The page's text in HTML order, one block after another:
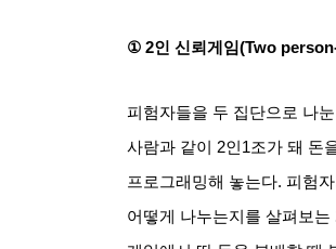
① 2인 신뢰게임(Two
피험자들을 두 집단으로 나
사람과 같이 2인1조가 돼 돈
프로그래밍해 놓는다. 피험
어떻게 나누는지를 살펴보는